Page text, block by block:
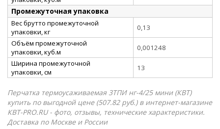
Промежуточная упаковка
Вес брутто промежуточной
упаковки, кг
0,13
Объём промежуточной
упаковки, куб.м
0,001248
Ширина промежуточной
упаковки, см
13
Перчатка термоусаживаемая 3ТПИ нг-4/25 мини (КВТ)
купить по выгодной цене (507.82 руб.) в интернет-магазине
КВТ-PRO.RU - фото, отзывы, технические характеристики.
Доставка по Москве и России